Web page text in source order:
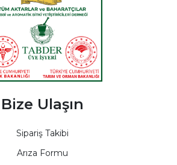
Bize Ulaşın
Sipariş Takibi
Arıza Formu